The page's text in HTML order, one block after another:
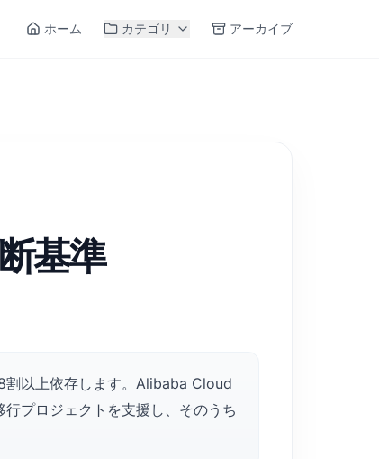
ホーム カテゴリ アーカイブ
基準
割以上依存します。Alibaba Cloud
プロジェクトを支援し、そのうち